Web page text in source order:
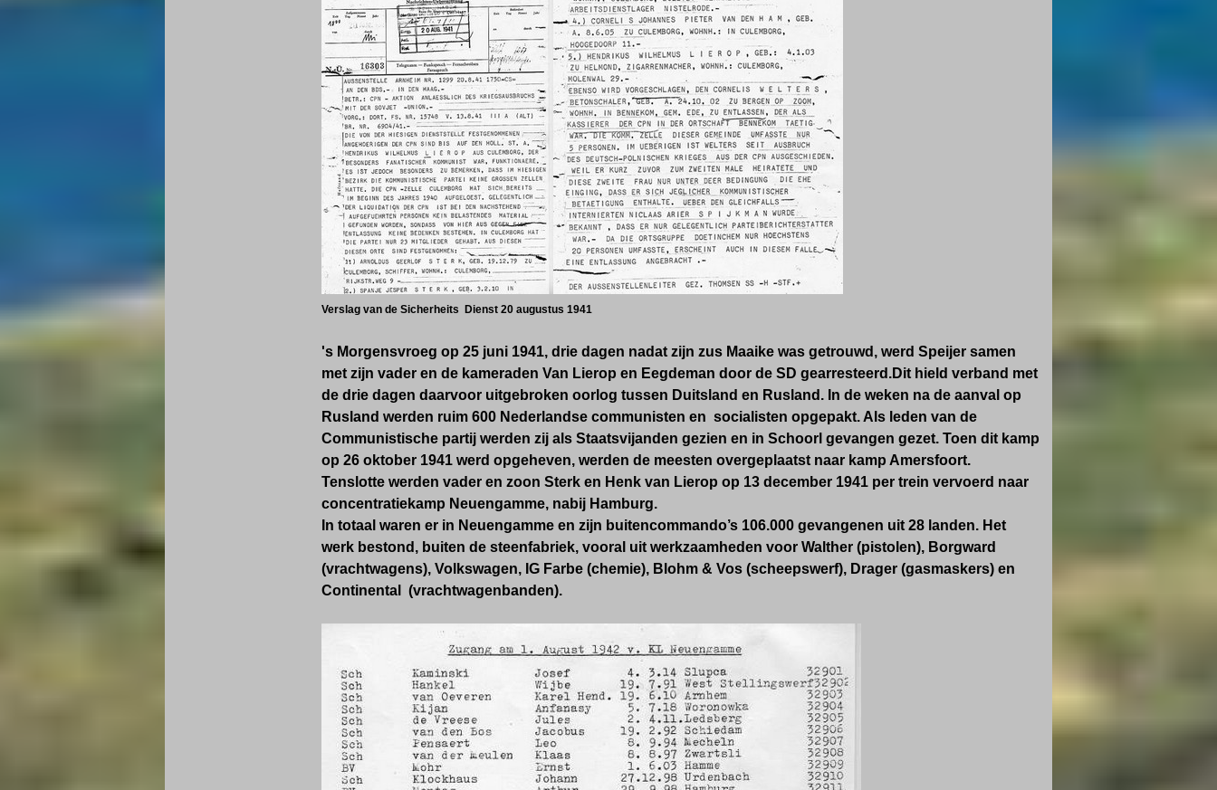
Verslag van de Sicherheits Dienst 20 augustus 1941
's Morgensvroeg op 25 juni 1941, drie dagen nadat zijn zus Maaike was getrouwd, werd Speijer samen
met zijn vader en de kameraden Van Lierop en Eegdeman door de SD gearresteerd.Dit hield verband met
de drie dagen daarvoor uitgebroken oorlog tussen Duitsland en Rusland. In de weken na de aanval op
Rusland werden ruim 600 Nederlandse communisten en socialisten opgepakt. Als leden van de
Communistische partij werden zij als Staatsvijanden gezien en in Schoorl gevangen gezet. Toen dit kamp
op 26 oktober 1941 werd opgeheven, werden de meesten overgeplaatst naar kamp Amersfoort.
Tenslotte werden vader en zoon Sterk en Henk van Lierop op 13 december 1941 per trein vervoerd naar
concentratiekamp Neuengamme, nabij Hamburg.
In totaal waren er in Neuengamme en zijn buitencommando’s 106.000 gevangenen uit 28 landen. Het
werk bestond, buiten de steenfabriek, vooral uit werkzaamheden voor Walther (pistolen), Borgward
(vrachtwagens), Volkswagen, IG Farbe (chemie), Blohm & Vos (scheepswerf), Drager (gasmaskers) en
Continental (vrachtwagenbanden).